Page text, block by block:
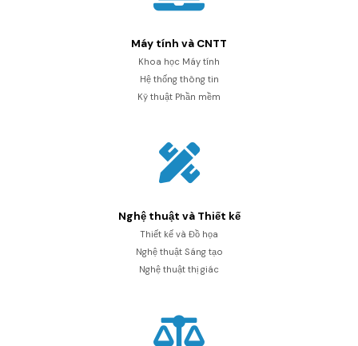
Máy tính và CNTT
Khoa học Máy tính
Hệ thống thông tin
Kỹ thuật Phần mềm
Nghệ thuật và Thiết kế
Thiết kế và Đồ họa
Nghệ thuật Sáng tạo
Nghệ thuật thị giác